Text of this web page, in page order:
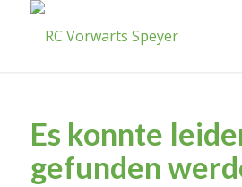
Es konnte
gefunden